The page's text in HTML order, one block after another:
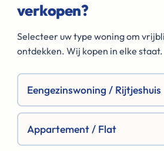
verkopen?
Selecteer uw type woning om
ontdekken. Wij kopen in elke staat.
Eengezinswoning / Rijtjeshuis
Appartement / Flat